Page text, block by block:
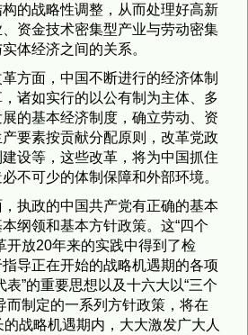
的战略性调整，从而处理好高新
资金技术密集型产业与劳动密集
体经济之间的关系。
方面，中国不断进行的经济体制
诸如实行的以公有制为主体、多
的基本经济制度，确立劳动、资
要素按贡献分配原则，改革党政
设等，这些改革，将为中国抓住
不可少的体制保障和外部环境。
执政的中国共产党有正确的基本
纲领和基本方针政策。这“四个
开放20年来的实践中得到了检
导正在开始的战略机遇期的各项
表”的重要思想以及十六大以“三个
而制定的一系列方针政策，将在
战略机遇期内，大大激发广大人